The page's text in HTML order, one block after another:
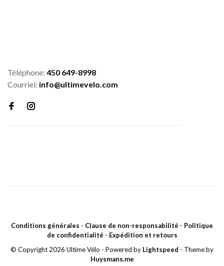
Téléphone: 450 649-8998
Courriel: info@ultimevelo.com
Conditions générales - Clause de non-responsabilité - Politique
de confidentialité - Expédition et retours
© Copyright 2026 Ultime Vélo - Powered by Lightspeed - Theme by
Huysmans.me